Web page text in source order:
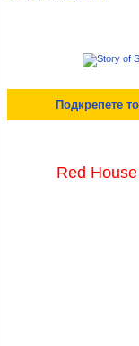
Подкрепете
Red